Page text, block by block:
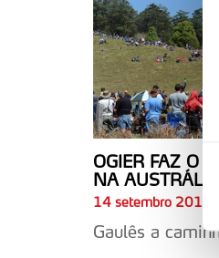
OGIER FAZ O
NA AUSTRÁLIA
14 setembro 2013
Gaulês a